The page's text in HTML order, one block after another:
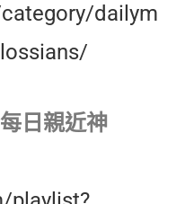
dailym
日親近神